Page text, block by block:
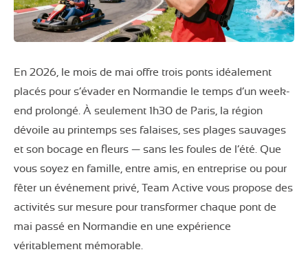
En 2026, le mois de mai offre trois ponts idéalement
placés pour s’évader en Normandie le temps d’un week-
end prolongé. À seulement 1h30 de Paris, la région
dévoile au printemps ses falaises, ses plages sauvages
et son bocage en fleurs — sans les foules de l’été. Que
vous soyez en famille, entre amis, en entreprise ou pour
fêter un événement privé, Team Active vous propose des
activités sur mesure pour transformer chaque pont de
mai passé en Normandie en une expérience
véritablement mémorable.